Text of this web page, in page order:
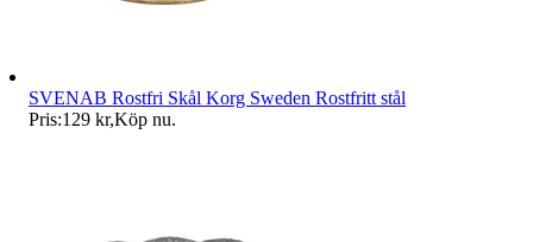
SVENAB Rostfri Skål Korg Sweden Rostfritt stål
Pris:129 kr,Köp nu.